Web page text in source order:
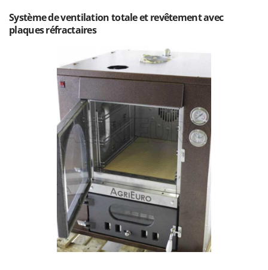
Michelin
Mille
Mockmill
More than chef
MOSA
Mowox
New O.M.R.A.
Novatec
Système de ventilation totale et revêtement avec
plaques réfractaires